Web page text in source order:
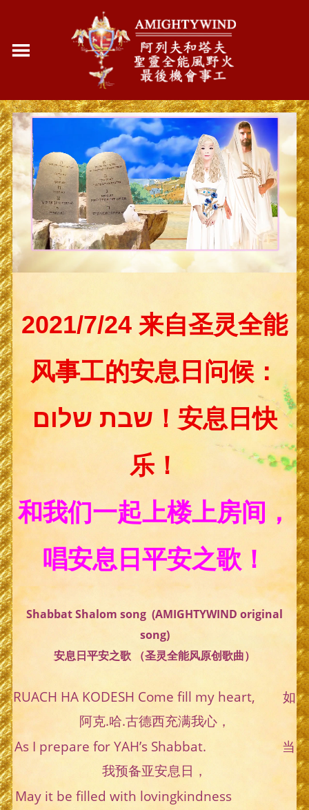
2021/7/24 来自圣灵全能
风事工的安息日问候：
שבת שלום！安息日快
乐！
和我们一起上楼上房间，
唱安息日平安之歌！
Shabbat Shalom song (AMIGHTYWIND original
song)
安息日平安之歌 （圣灵全能风原创歌曲）
RUACH HA KODESH Come fill my heart, 如
阿克.哈.古德西充满我心，
As I prepare for YAH’s Shabbat. 当
我预备亚安息日，
May it be filled with lovingkindness